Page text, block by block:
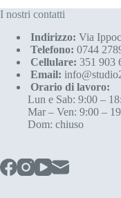
I nostri contatti
Indirizzo: Via
Telefono: 0744
Cellulare: 351 903
Email:
Orario di lavoro:
Lun e Sab: 9:00 –
Mar – Ven: 9:00 –
Dom: chiuso